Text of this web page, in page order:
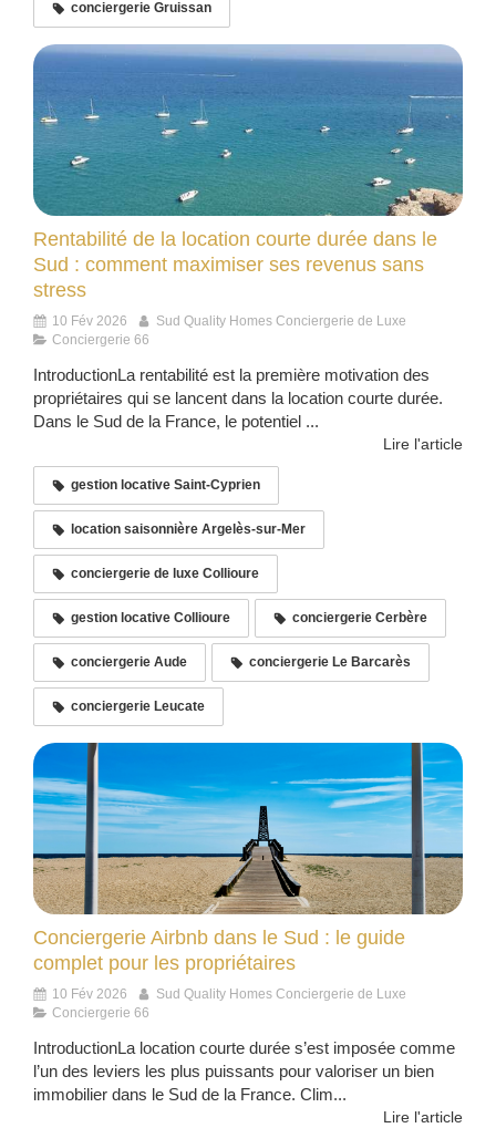
conciergerie Gruissan
Rentabilité de la location courte durée dans le
Sud : comment maximiser ses revenus sans
stress
10 Fév 2026
Sud Quality Homes Conciergerie de Luxe
Conciergerie 66
IntroductionLa rentabilité est la première motivation des
propriétaires qui se lancent dans la location courte durée.
Dans le Sud de la France, le potentiel ...
Lire l'article
gestion locative Saint-Cyprien
location saisonnière Argelès-sur-Mer
conciergerie de luxe Collioure
gestion locative Collioure conciergerie Cerbère
conciergerie Aude conciergerie Le Barcarès
conciergerie Leucate
Conciergerie Airbnb dans le Sud : le guide
complet pour les propriétaires
10 Fév 2026
Sud Quality Homes Conciergerie de Luxe
Conciergerie 66
IntroductionLa location courte durée s’est imposée comme
l’un des leviers les plus puissants pour valoriser un bien
immobilier dans le Sud de la France. Clim...
Lire l'article